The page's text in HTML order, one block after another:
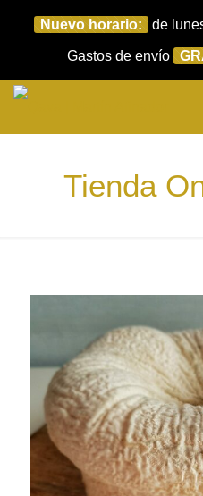
Nuevo horario: de
Gastos de envío
Tienda